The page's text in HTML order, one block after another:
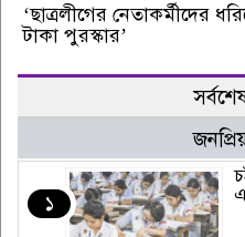
‘ছাত্রলীগের নেতাকর্মীদের
টাকা পুরস্কার’
১